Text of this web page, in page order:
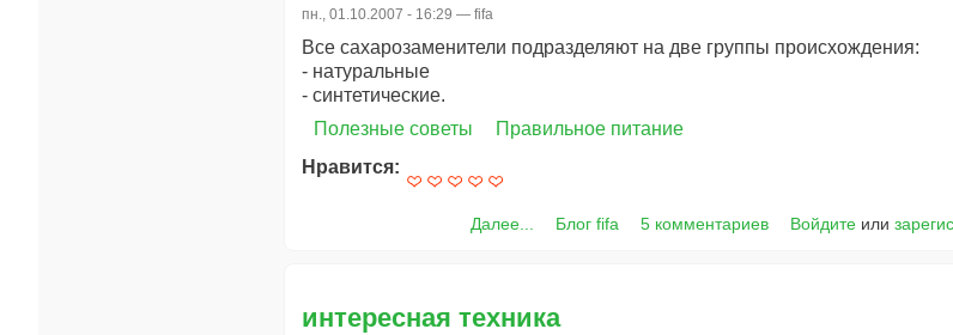
пн., 01.10.2007 - 16:29 — fifa
Все сахарозаменители подразделяют на две группы происхождения:
- натуральные
- синтетические.
Полезные советы
Правильное питание
Нравится:
Далее... Блог fifa 5 комментариев Войдите или
интересная техника